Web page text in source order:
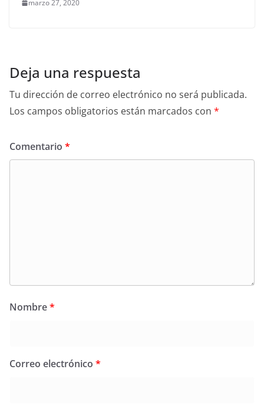
marzo 27, 2020
Deja una respuesta
Tu dirección de correo electrónico no será publicada.
Los campos obligatorios están marcados con *
Comentario *
Nombre*
Correo electrónico *